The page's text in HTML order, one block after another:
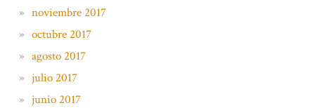
noviembre 2017
octubre 2017
agosto 2017
julio 2017
junio 2017